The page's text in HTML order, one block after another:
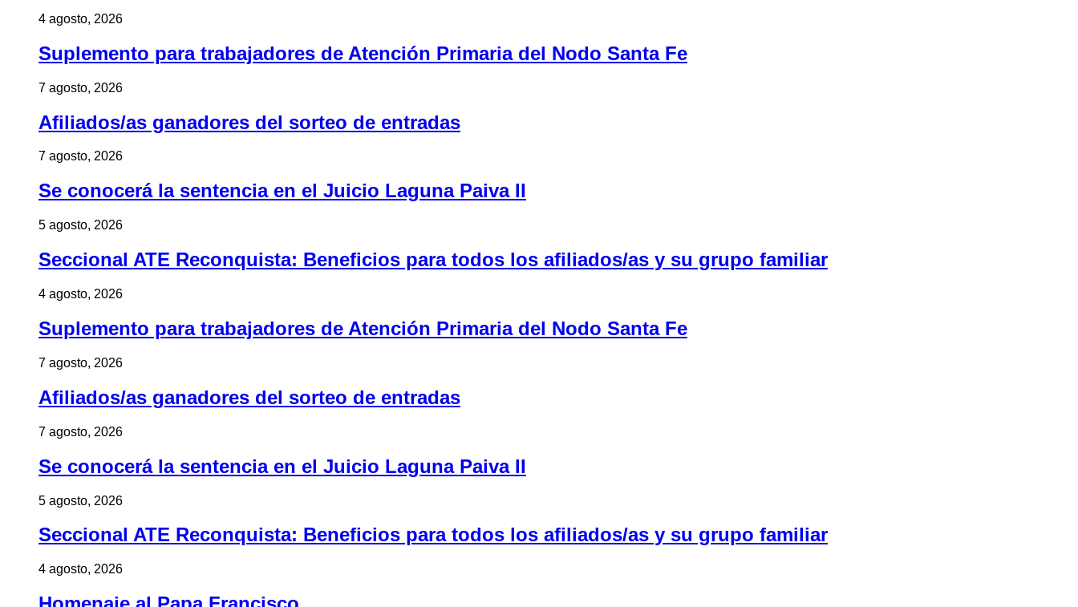
4 agosto, 2026
Suplemento para trabajadores de Atención Primaria del Nodo Santa Fe
7 agosto, 2026
Afiliados/as ganadores del sorteo de entradas
7 agosto, 2026
Se conocerá la sentencia en el Juicio Laguna Paiva II
5 agosto, 2026
Seccional ATE Reconquista: Beneficios para todos los afiliados/as y su grupo familiar
4 agosto, 2026
Suplemento para trabajadores de Atención Primaria del Nodo Santa Fe
7 agosto, 2026
Afiliados/as ganadores del sorteo de entradas
7 agosto, 2026
Se conocerá la sentencia en el Juicio Laguna Paiva II
5 agosto, 2026
Seccional ATE Reconquista: Beneficios para todos los afiliados/as y su grupo familiar
4 agosto, 2026